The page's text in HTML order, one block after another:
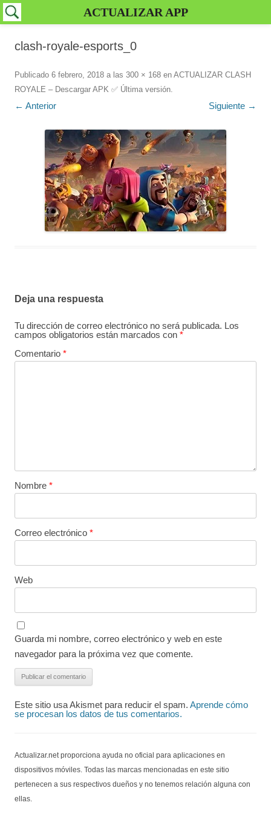
clash-royale-esports_0
Publicado 6 febrero, 2018 a las 300 × 168 en ACTUALIZAR CLASH
ROYALE – Descargar APK ✅️ Última versión.
← Anterior Siguiente →
Deja una respuesta
Tu dirección de correo electrónico no será publicada. Los
campos obligatorios están marcados con *
Comentario *
Nombre *
Correo electrónico *
Web
Guarda mi nombre, correo electrónico y web en este
navegador para la próxima vez que comente.
Este sitio usa Akismet para reducir el spam. Aprende cómo
se procesan los datos de tus comentarios.
Actualizar.net proporciona ayuda no oficial para aplicaciones en
dispositivos móviles. Todas las marcas mencionadas en este sitio
pertenecen a sus respectivos dueños y no tenemos relación alguna con
ellas.
ACTUALIZAR APP